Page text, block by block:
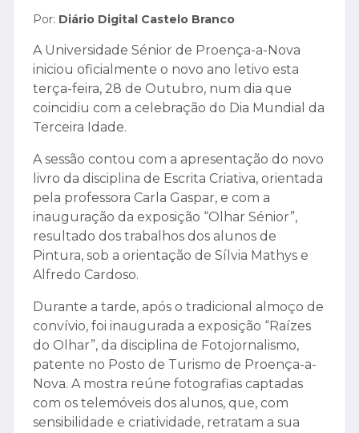
Por: Diário Digital Castelo Branco
A Universidade Sénior de Proença-a-Nova
iniciou oficialmente o novo ano letivo esta
terça-feira, 28 de Outubro, num dia que
coincidiu com a celebração do Dia Mundial da
Terceira Idade.
A sessão contou com a apresentação do novo
livro da disciplina de Escrita Criativa, orientada
pela professora Carla Gaspar, e com a
inauguração da exposição “Olhar Sénior”,
resultado dos trabalhos dos alunos de
Pintura, sob a orientação de Sílvia Mathys e
Alfredo Cardoso.
Durante a tarde, após o tradicional almoço de
convívio, foi inaugurada a exposição “Raízes
do Olhar”, da disciplina de Fotojornalismo,
patente no Posto de Turismo de Proença-a-
Nova. A mostra reúne fotografias captadas
com os telemóveis dos alunos, que, com
sensibilidade e criatividade, retratam a sua